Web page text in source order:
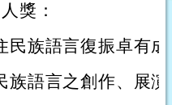
獎：
民族語言復振卓有
族語言之創作、展